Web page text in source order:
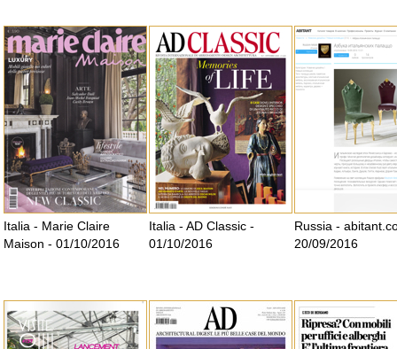
Italia - Marie Claire
Maison - 01/10/2016
Italia - AD Classic -
01/10/2016
Russia -
20/09/2016